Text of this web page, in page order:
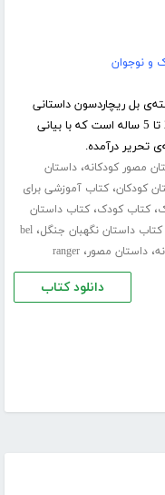
و نوجوان
بل ریچاردسون داستانی
مصور مناسب کودکان 2 تا 5 ساله است که با بیانی
تحریر درآمده.
مصور کودکانه،داستان
کودکان،کتاب آموزشی برای
،کتاب کودک،کتاب داستان
کتاب داستان نگهبان جنگل،bel
،داستان مصور،ranger
دانلود کتاب